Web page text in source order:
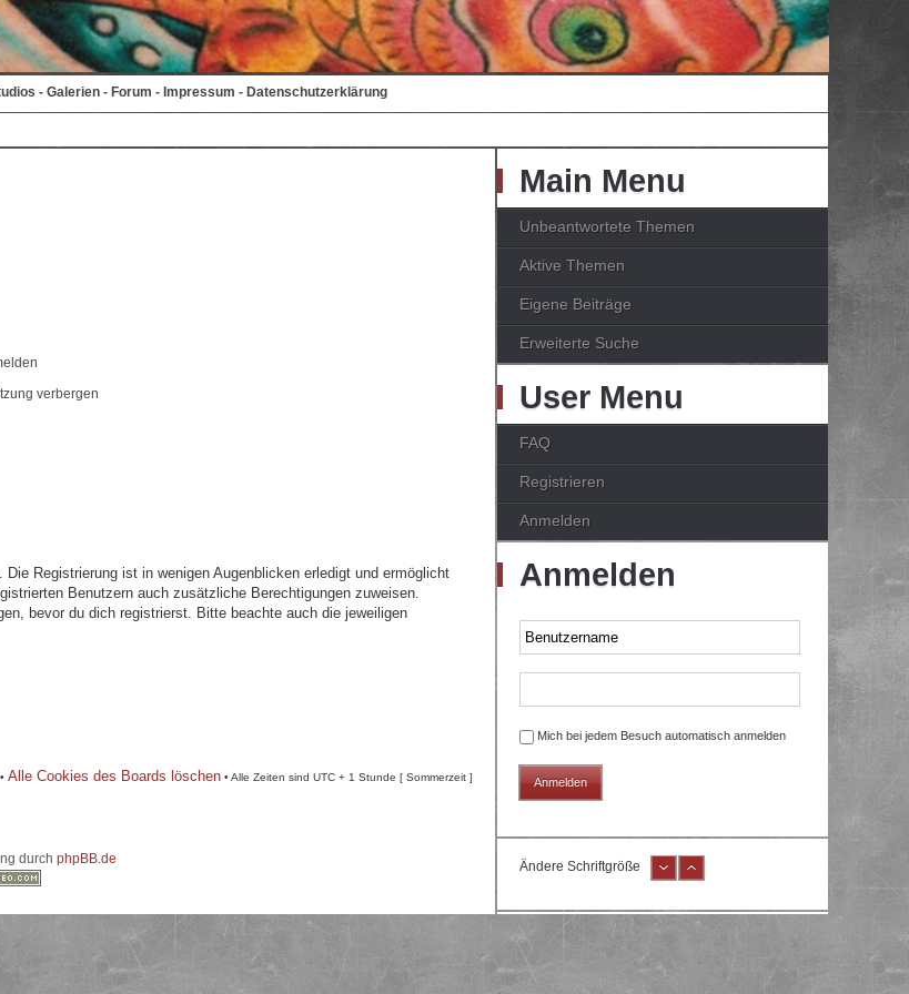
- Galerien - Forum - Impressum - Datenschutzerklärung
verbergen
Registrierung ist in wenigen Augenblicken erledigt und ermöglicht
Benutzern auch zusätzliche Berechtigungen zuweisen.
bevor du dich registrierst. Bitte beachte auch die jeweiligen
• Alle Cookies des Boards löschen • Alle Zeiten sind UTC + 1 Stunde [ Sommerzeit ]
durch phpBB.de
Main Menu
Unbeantwortete Themen
Aktive Themen
Eigene Beiträge
Erweiterte Suche
User Menu
FAQ
Registrieren
Anmelden
Anmelden
Mich bei jedem Besuch automatisch anmelden
Ändere Schriftgröße